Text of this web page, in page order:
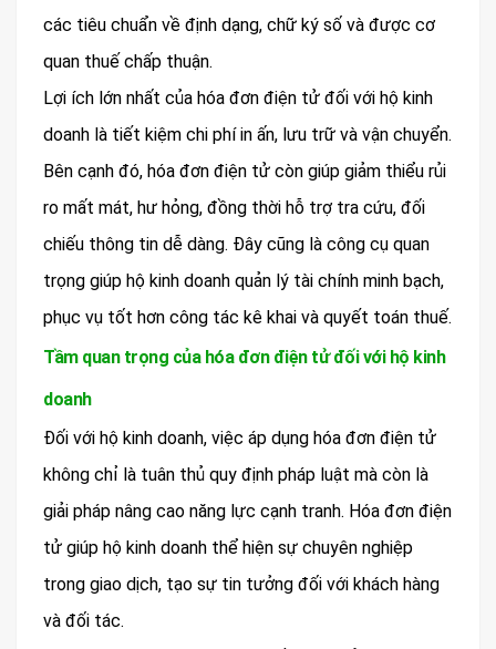
các tiêu chuẩn về định dạng, chữ ký số và được cơ
quan thuế chấp thuận.
Lợi ích lớn nhất của hóa đơn điện tử đối với hộ kinh
doanh là tiết kiệm chi phí in ấn, lưu trữ và vận chuyển.
Bên cạnh đó, hóa đơn điện tử còn giúp giảm thiểu rủi
ro mất mát, hư hỏng, đồng thời hỗ trợ tra cứu, đối
chiếu thông tin dễ dàng. Đây cũng là công cụ quan
trọng giúp hộ kinh doanh quản lý tài chính minh bạch,
phục vụ tốt hơn công tác kê khai và quyết toán thuế.
Tầm quan trọng của hóa đơn điện tử đối với hộ kinh
doanh
Đối với hộ kinh doanh, việc áp dụng hóa đơn điện tử
không chỉ là tuân thủ quy định pháp luật mà còn là
giải pháp nâng cao năng lực cạnh tranh. Hóa đơn điện
tử giúp hộ kinh doanh thể hiện sự chuyên nghiệp
trong giao dịch, tạo sự tin tưởng đối với khách hàng
và đối tác.